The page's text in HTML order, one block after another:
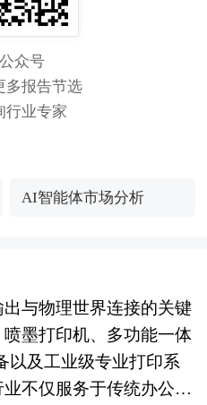
众号
多报告节选
行业专家
AI智能体市场分析
与物理世界连接的关键
墨打印机、多功能一体
以及工业级专业打印系
不仅服务于传统办公文